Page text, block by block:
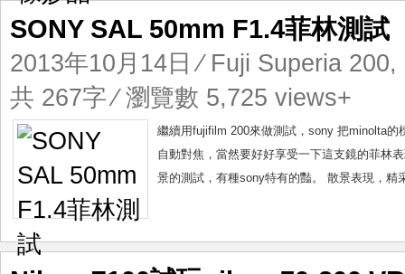
SONY SAL 50mm F1.4菲林測試
2013年10月14日 ⁄ Fuji Superia 200,
共 267字 ⁄ 瀏覽數 5,725 views+
繼續用fujifilm 200來做測試，sony 把minolta
自動對焦，當然要好好享受一下這支鏡的菲林
景的測試，有種sony特有的豔。 散景表現，